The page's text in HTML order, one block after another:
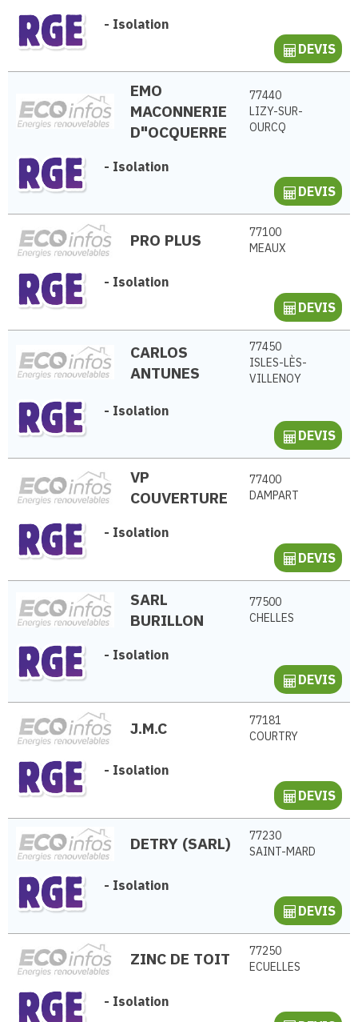
- Isolation
DEVIS
EMO
MACONNERIE
D"OCQUERRE
77440
LIZY-SUR-
OURCQ
- Isolation
DEVIS
PRO PLUS
77100
MEAUX
- Isolation
DEVIS
CARLOS
ANTUNES
77450
ISLES-LÈS-
VILLENOY
- Isolation
DEVIS
VP
COUVERTURE
77400
DAMPART
- Isolation
DEVIS
SARL
BURILLON
77500
CHELLES
- Isolation
DEVIS
J.M.C
77181
COURTRY
- Isolation
DEVIS
DETRY (SARL)
77230
SAINT-MARD
- Isolation
DEVIS
ZINC DE TOIT
77250
ECUELLES
- Isolation